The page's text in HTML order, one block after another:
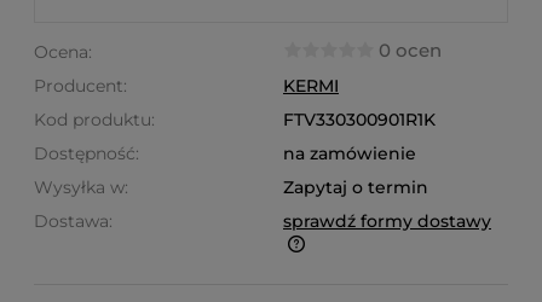
Ocena: 0 ocen
Producent:
KERMI
Kod produktu:
FTV330300901R1K
Dostępność:
na zamówienie
Wysyłka w:
Zapytaj o termin
Dostawa:
sprawdź formy dostawy